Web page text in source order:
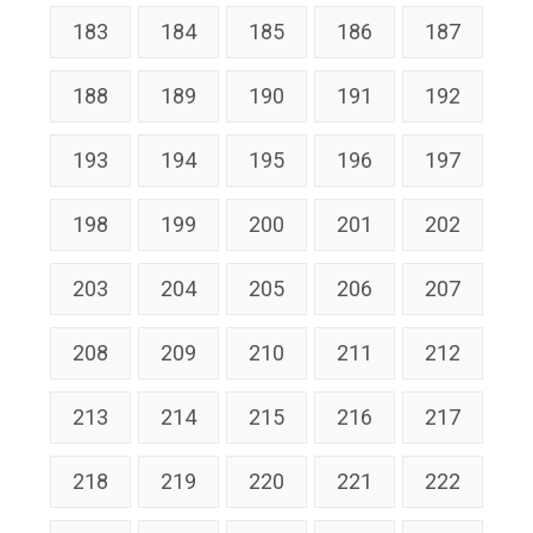
183 184 185 186 187
188 189 190 191 192
193 194 195 196 197
198 199 200 201 202
203 204 205 206 207
208 209 210 211 212
213 214 215 216 217
218 219 220 221 222